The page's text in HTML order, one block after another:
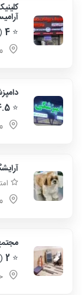
⭐
4
⭐
⭐
2